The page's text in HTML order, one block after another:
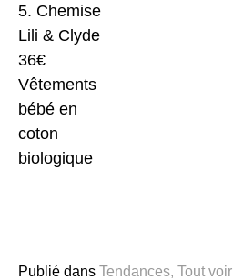
5. Chemise
Lili & Clyde
36€
Vêtements
bébé en
coton
biologique
Publié dans Tendances, Tout voir